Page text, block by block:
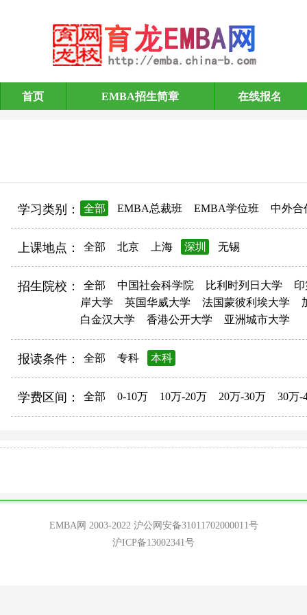
EMBA招生简章
首页 EMBA招生简章 在线报名
学习类别： 全部 EMBA总裁班 EMBA学位班 中外合
上课地点： 全部 北京 上海 深圳 无锡
招生院校： 全部 中国社会科学院 比利时列日大学
岸大学
英国华威大学 法国蒙彼利埃大学
白金汉大学
香港公开大学 亚洲城市大学
报读条件： 全部 专科 本科
学费区间： 全部 0-10万 10万-20万 20万-30万 30万-
EMBA网 2003-2022 沪公网安备31011702000011号
沪ICP备13002341号